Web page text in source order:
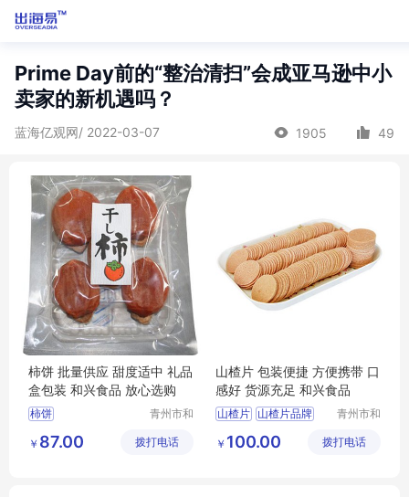
Prime Day前的“整治清扫”会成亚马逊中小
卖家的新机遇吗？
蓝海亿观网/ 2022-03-07 1905 49
柿饼 批量供应 甜度适中 礼品
盒包装 和兴食品 放心选购
柿饼
青州市和
限公司
￥ 87.00 拨打电话
山楂片 包装便捷 方便携带 口
感好 货源充足 和兴食品
山楂片 山楂片品牌
青州市和
限公司
￥ 100.00 拨打电话